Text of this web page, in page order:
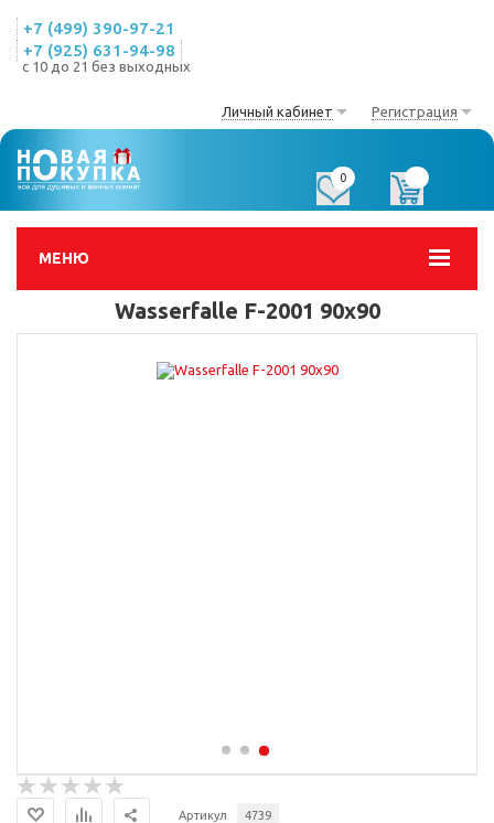
+7 (499) 390-97-21
+7 (925) 631-94-98
с 10 до 21 без выходных
Личный кабинет Регистрация
МЕНЮ
0
Wasserfalle F-2001 90х90
Артикул 4739